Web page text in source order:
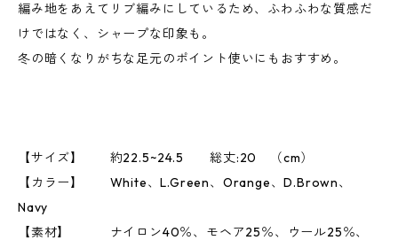
編み地をあえてリブ編みにしているため、ふわふわな質感だ
けではなく、シャープな印象も。
冬の暗くなりがちな足元のポイント使いにもおすすめ。
【サイズ】 約22.5~24.5 総丈:20 （cm）
【カラー】 White、L.Green、Orange、D.Brown、
Navy
【素材】 ナイロン40％、モヘア25％、ウール25％、